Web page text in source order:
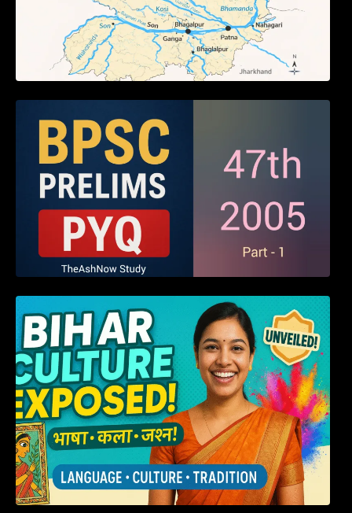
Answers (Part – 01)
हम बिहारवासी: भाषाओं व संस्कृतियों की धरोहर “हमारा
बिहार”